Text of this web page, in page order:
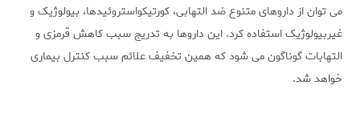
می توان از داروهای متنوع ضد التهابی، کورتیکواستروئیدها، بیولوژیک و
غیربیولوژیک استفاده کرد. این داروها به تدریج سبب کاهش قرمزی و
التهابات گوناگون می شود که همین تخفیف علائم سبب کنترل بیماری
خواهد شد.